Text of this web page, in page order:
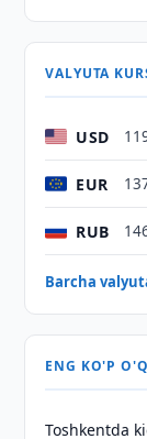
VALYUTA
USD
EUR
RUB
Barcha
ENG KO'P
Toshkentda